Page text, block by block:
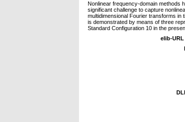
Nonlinear frequency-domain methods
significant challenge to capture
multidimensional Fourier transforms in
is demonstrated by means of three
Standard Configuration 10 in the
elib-